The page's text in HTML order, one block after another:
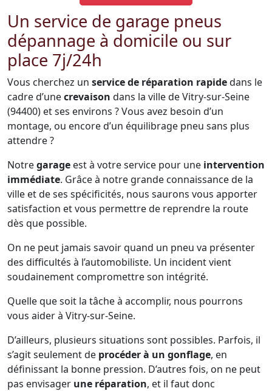
Un service de garage pneus
dépannage à domicile ou sur
place 7j/24h
Vous cherchez un service de réparation rapidedans le
cadre d’unecrevaison dans la ville de Vitry-sur-Seine
(94400) et ses environs ? Vous avez besoin d’un
montage, ou encore d’un équilibrage pneu sans plus
attendre ?
Notregarage est à votre service pour une intervention
immédiate. Grâce à notre grande connaissance de la
ville et de ses spécificités, nous saurons vous apporter
satisfaction et vous permettre de reprendre la route
dès que possible.
On ne peut jamais savoir quand un pneu va présenter
des difficultés à l’automobiliste. Un incident vient
soudainement compromettre son intégrité.
Quelle que soit la tâche à accomplir, nous pourrons
vous aider à Vitry-sur-Seine.
D’ailleurs, plusieurs situations sont possibles. Parfois, il
s’agit seulement de procéder à un gonflage, en
définissant la bonne pression. D’autres fois, on ne peut
pas envisager une réparation, et il faut donc